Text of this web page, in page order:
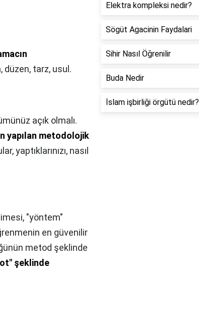
düzen, tarz, usul.
açık olmalı.
yapılan metodolojik
yaptıklarınızı, nasıl
"yöntem"
en güvenilir
metod şeklinde
şeklinde
Elektra kompleksi nedir?
Sögüt Agacinin Faydalari
Sihir Nasıl Öğrenilir
Buda Nedir
İslam işbirliği örgütü nedir?